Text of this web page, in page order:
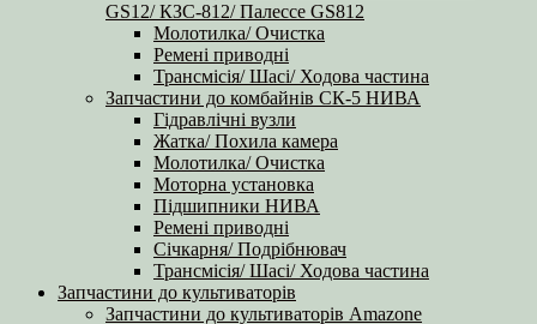
GS12/ КЗС-812/ Палессе GS812
Молотилка/ Очистка
Ремені приводні
Трансмісія/ Шасі/ Ходова частина
Запчастини до комбайнів СК-5 НИВА
Гідравлічні вузли
Жатка/ Похила камера
Молотилка/ Очистка
Моторна установка
Підшипники НИВА
Ремені приводні
Січкарня/ Подрібнювач
Трансмісія/ Шасі/ Ходова частина
Запчастини до культиваторів
Запчастини до культиваторів Amazone